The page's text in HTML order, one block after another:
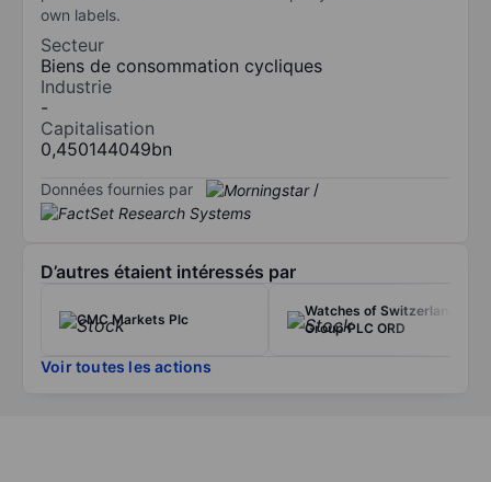
own labels.
Secteur
Biens de consommation cycliques
Industrie
-
Capitalisation
0,450144049bn
Données fournies par /
D’autres étaient intéressés par
CMC Markets Plc
Watches of Switzerland
Group PLC ORD
Voir toutes les actions